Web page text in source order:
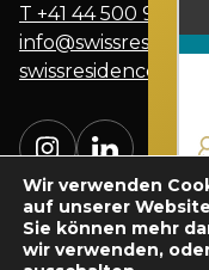
T +41 44 500 91 91
Wir verwenden
auf unserer
Sie können mehr
wir verwenden,